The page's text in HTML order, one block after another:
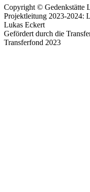
Copyright © Gedenkstätte
Projektleitung 2023-2024:
Lukas Eckert
Gefördert durch die
Transferfond 2023